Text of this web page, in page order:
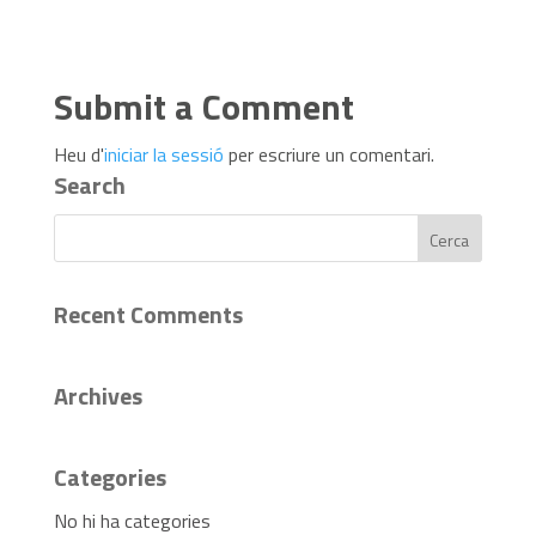
Submit a Comment
Heu d'iniciar la sessió per escriure un comentari.
Search
Recent Comments
Archives
Categories
No hi ha categories